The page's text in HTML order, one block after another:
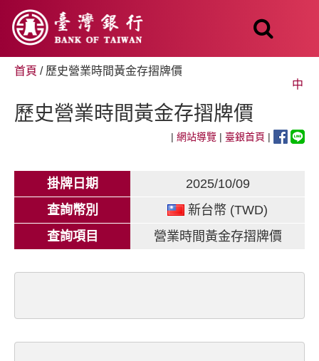
跳
至
主
要
內
容
中
首頁 / 歷史營業時間黃金存摺牌價
歷史營業時間黃金存摺牌價
| 網站導覽 | 臺銀首頁 |
掛牌日期
2025/10/09
查詢幣別
新台幣 (TWD)
查詢項目
營業時間黃金存摺牌價